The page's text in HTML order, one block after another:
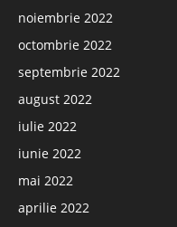
noiembrie 2022
octombrie 2022
septembrie 2022
august 2022
iulie 2022
iunie 2022
mai 2022
aprilie 2022